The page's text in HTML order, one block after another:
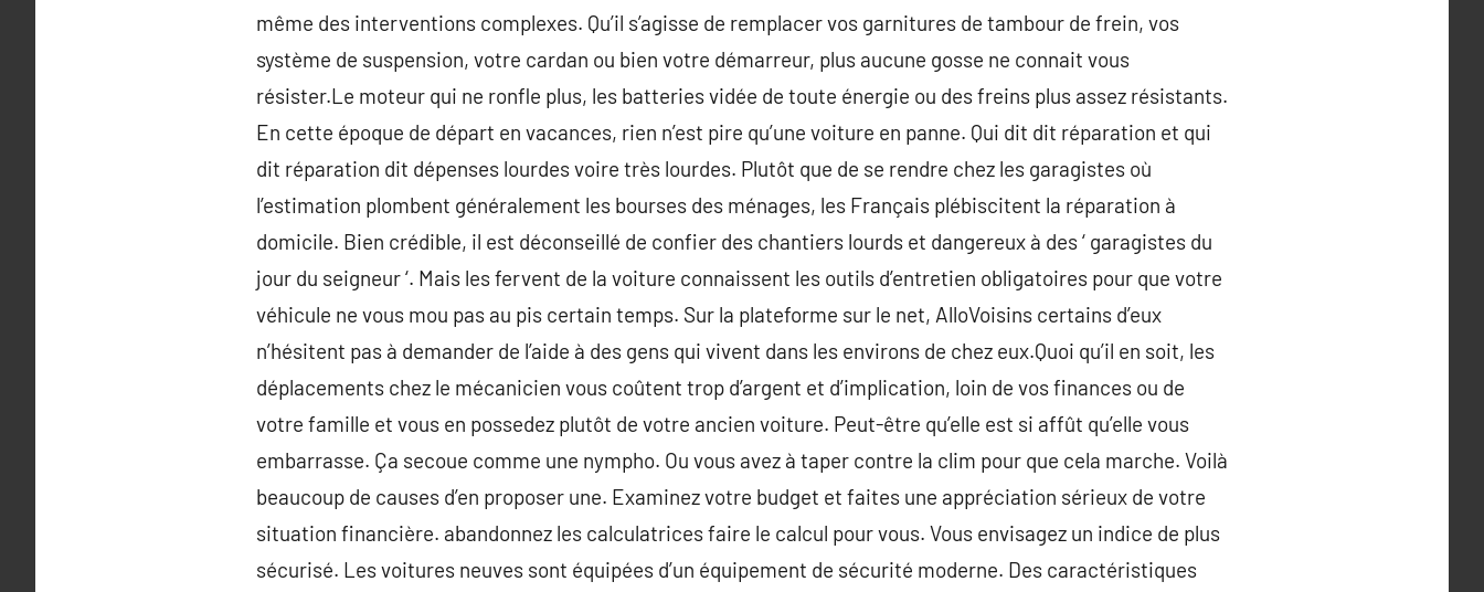
même des interventions complexes. Qu’il s’agisse de remplacer vos garnitures de tambour de frein, vos
système de suspension, votre cardan ou bien votre démarreur, plus aucune gosse ne connait vous
résister.Le moteur qui ne ronfle plus, les batteries vidée de toute énergie ou des freins plus assez résistants.
En cette époque de départ en vacances, rien n’est pire qu’une voiture en panne. Qui dit dit réparation et qui
dit réparation dit dépenses lourdes voire très lourdes. Plutôt que de se rendre chez les garagistes où
l’estimation plombent généralement les bourses des ménages, les Français plébiscitent la réparation à
domicile. Bien crédible, il est déconseillé de confier des chantiers lourds et dangereux à des ‘ garagistes du
jour du seigneur ‘. Mais les fervent de la voiture connaissent les outils d’entretien obligatoires pour que votre
véhicule ne vous mou pas au pis certain temps. Sur la plateforme sur le net, AlloVoisins certains d’eux
n’hésitent pas à demander de l’aide à des gens qui vivent dans les environs de chez eux.Quoi qu’il en soit, les
déplacements chez le mécanicien vous coûtent trop d’argent et d’implication, loin de vos finances ou de
votre famille et vous en possedez plutôt de votre ancien voiture. Peut-être qu’elle est si affût qu’elle vous
embarrasse. Ça secoue comme une nympho. Ou vous avez à taper contre la clim pour que cela marche. Voilà
beaucoup de causes d’en proposer une. Examinez votre budget et faites une appréciation sérieux de votre
situation financière. abandonnez les calculatrices faire le calcul pour vous. Vous envisagez un indice de plus
sécurisé. Les voitures neuves sont équipées d’un équipement de sécurité moderne. Des caractéristiques